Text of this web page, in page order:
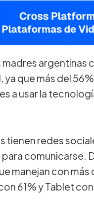
argentinas
ya que más del
a usar la
tienen redes
comunicarse.
manejan con más
61% y Tablet